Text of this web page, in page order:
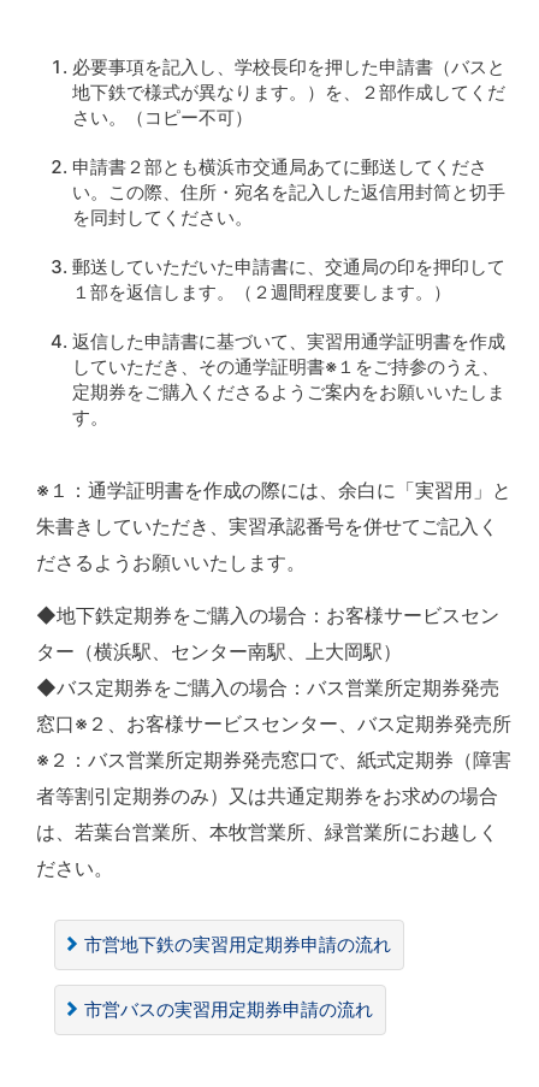
必要事項を記入し、学校長印を押した申請書（バスと
地下鉄で様式が異なります。）を、２部作成してくだ
さい。（コピー不可）
申請書２部とも横浜市交通局あてに郵送してくださ
い。この際、住所・宛名を記入した返信用封筒と切手
を同封してください。
郵送していただいた申請書に、交通局の印を押印して
１部を返信します。（２週間程度要します。）
返信した申請書に基づいて、実習用通学証明書を作成
していただき、その通学証明書※１をご持参のうえ、
定期券をご購入くださるようご案内をお願いいたしま
す。
※１：通学証明書を作成の際には、余白に「実習用」と
朱書きしていただき、実習承認番号を併せてご記入く
ださるようお願いいたします。
◆地下鉄定期券をご購入の場合：お客様サービスセン
ター（横浜駅、センター南駅、上大岡駅）
◆バス定期券をご購入の場合：バス営業所定期券発売
窓口※２、お客様サービスセンター、バス定期券発売所
※２：バス営業所定期券発売窓口で、紙式定期券（障害
者等割引定期券のみ）又は共通定期券をお求めの場合
は、若葉台営業所、本牧営業所、緑営業所にお越しく
ださい。
市営地下鉄の実習用定期券申請の流れ
市営バスの実習用定期券申請の流れ